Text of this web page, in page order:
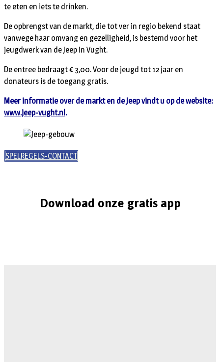
te eten en iets te drinken.
De opbrengst van de markt, die tot ver in regio bekend staat
vanwege haar omvang en gezelligheid, is bestemd voor het
jeugdwerk van de Jeep in Vught.
De entree bedraagt € 3,00. Voor de jeugd tot 12 jaar en
donateurs is de toegang gratis.
Meer informatie over de markt en de Jeep vindt u op de website:
www.jeep-vught.nl.
SPELREGELS-CONTACT
Download onze gratis app